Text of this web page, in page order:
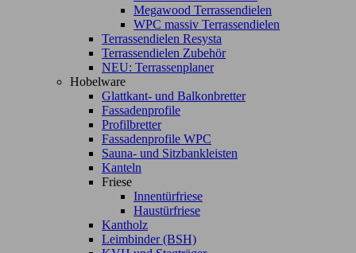
Megawood Terrassendielen
WPC massiv Terrassendielen
Terrassendielen Resysta
Terrassendielen Zubehör
NEU: Terrassenplaner
Hobelware
Glattkant- und Balkonbretter
Fassadenprofile
Profilbretter
Fassadenprofile WPC
Sauna- und Sitzbankleisten
Kanteln
Friese
Innentürfriese
Haustürfriese
Kantholz
Leimbinder (BSH)